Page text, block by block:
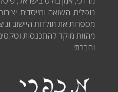
מספרות את תולדות היישוב
מהוות מוקד להתכנסות
וחברתי.